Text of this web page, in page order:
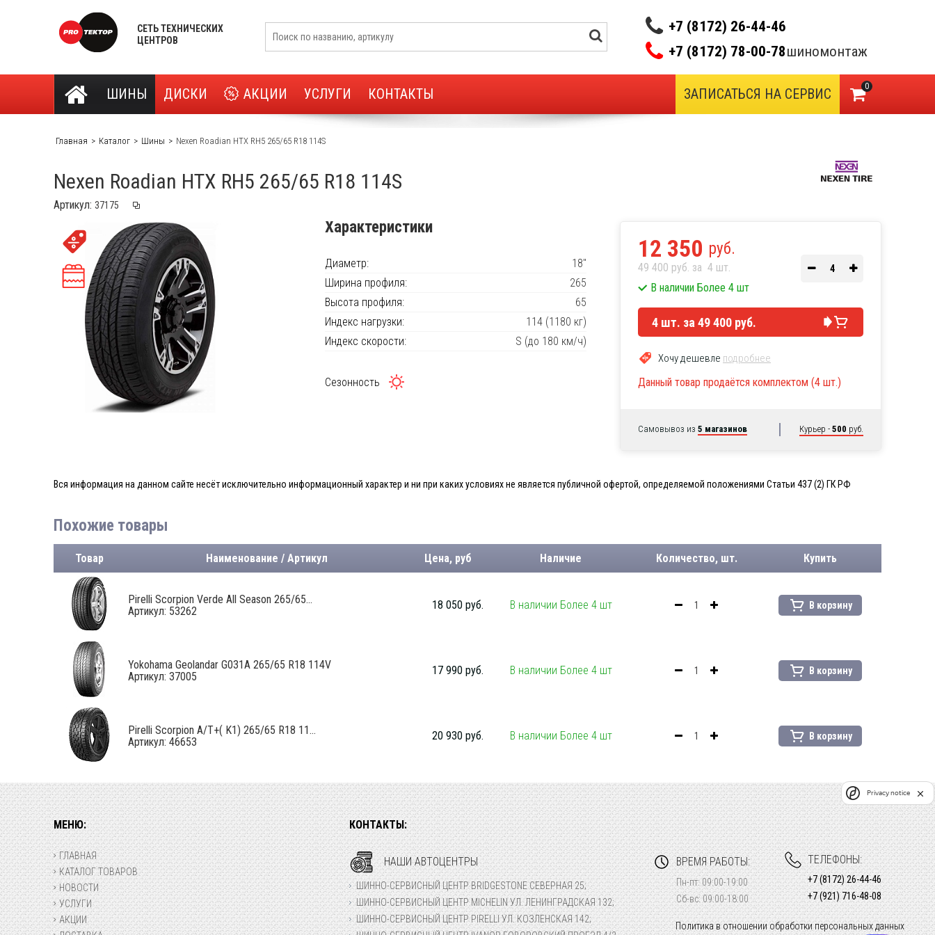
СЕТЬ ТЕХНИЧЕСКИХ
ЦЕНТРОВ
+7 (8172) 26-44-46
+7 (8172) 78-00-78шиномонтаж
ШИНЫ ДИСКИ АКЦИИ УСЛУГИ КОНТАКТЫ 0
ЗАПИСАТЬСЯ НА СЕРВИС
Главная Каталог Шины Nexen Roadian HTX RH5 265/65 R18 114S
Nexen Roadian HTX RH5 265/65 R18 114S
Артикул:
Характеристики
Диаметр:
18"
Ширина профиля:
265
Высота профиля:
65
Индекс нагрузки:
114 (1180 кг)
Индекс скорости:
S (до 180 км/ч)
Сезонность
12 350 руб.
49 400 руб. за 4 шт.
В наличии Более 4 шт
4 шт. за 49 400 руб.
Хочу дешевле подробнее
Данный товар продаётся комплектом (4 шт.)
Самовывоз из 5 магазинов Курьер - 500 руб.
Вся информация на данном сайте несёт исключительно информационный характер и ни при каких условиях не является публичной офертой, определяемой положениями Статьи 437 (2) ГК РФ
Похожие товары
Товар Наименование / Артикул Цена, руб Наличие Количество, шт. Купить
Pirelli Scorpion Verde All Season 265/65...
Артикул: 53262
18 050 руб. В наличии Более 4 шт В корзину
Yokohama Geolandar G031A 265/65 R18 114V
Артикул: 37005
17 990 руб. В наличии Более 4 шт В корзину
Pirelli Scorpion A/T+( K1) 265/65 R18 11...
Артикул: 46653
20 930 руб. В наличии Более 4 шт В корзину
МЕНЮ:
ГЛАВНАЯ
КАТАЛОГ ТОВАРОВ
НОВОСТИ
УСЛУГИ
АКЦИИ
КОНТАКТЫ:
НАШИ АВТОЦЕНТРЫ
ШИННО-СЕРВИСНЫЙ ЦЕНТР BRIDGESTONE СЕВЕРНАЯ 25;
ШИННО-СЕРВИСНЫЙ ЦЕНТР MICHELIN УЛ. ЛЕНИНГРАДСКАЯ 132;
ШИННО-СЕРВИСНЫЙ ЦЕНТР PIRELLI УЛ. КОЗЛЕНСКАЯ 142;
ВРЕМЯ РАБОТЫ:
Пн-пт: 09:00-19:00
Сб-вс: 09:00-18:00
Политика в отношении обработки персональных данных
ТЕЛЕФОНЫ:
+7 (8172) 26-44-46
+7 (921) 716-48-08
Privacy notice